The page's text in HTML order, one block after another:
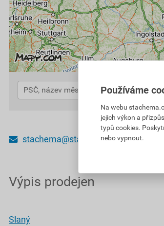
stachema@stachema.cz
Výpis prodejen
Slaný
Používáme
Na webu
jejich výkon a
typů cookies.
nebo vypnout.